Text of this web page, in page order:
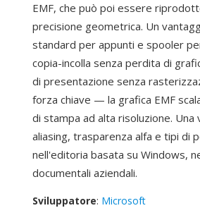
EMF, che può poi essere
precisione geometrica. Un
standard per appunti e spooler
copia-incolla senza perdita di
di presentazione senza
forza chiave — la grafica EMF
di stampa ad alta risoluzione. Una
aliasing, trasparenza alfa e tipi di
nell'editoria basata su Windows,
documentali aziendali.
Sviluppatore: Microsoft